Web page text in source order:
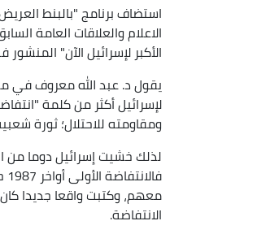
استضاف برنامج "بالبنط
الاعلام والعلاقات العامة
الأكبر لإسرائيل الآن"
يقول د. عبد الله معروف في
لإسرائيل أكثر من كلمة
ومقاومته للاحتلال؛ ثورة
لذلك خشيت إسرائيل دوما من
معهم، وكتبت واقعا جديدا
الانتفاضة.